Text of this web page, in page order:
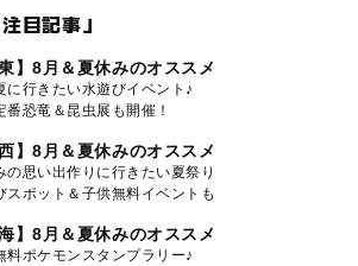
目記事」
東】8月＆夏休みのオススメ
に行きたい水遊びイベント♪
番恐竜＆昆虫展も開催！
西】8月＆夏休みのオススメ
の思い出作りに行きたい夏祭り
スポット＆子供無料イベントも
海】8月＆夏休みのオススメ
料ポケモンスタンプラリー♪